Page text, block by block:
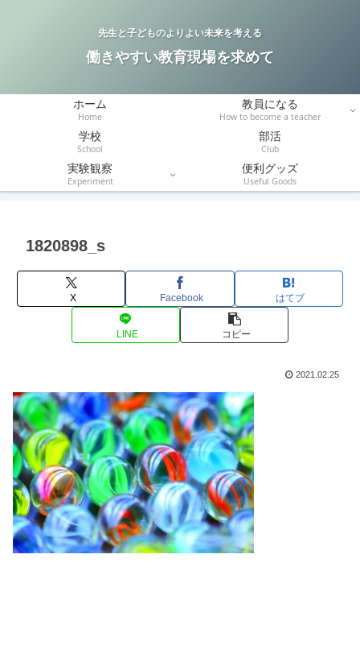
先生と子どものよりよい未来を考える
働きやすい教育現場を求めて
ホーム
Home
教員になる
How to become a teacher
学校
School
部活
Club
実験観察
Experiment
便利グッズ
Useful Goods
1820898_s
X Facebook はてブ
LINE コピー
2021.02.25